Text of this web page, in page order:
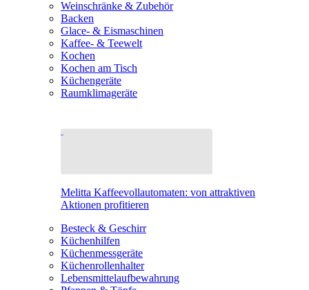
Weinschränke & Zubehör
Backen
Glace- & Eismaschinen
Kaffee- & Teewelt
Kochen
Kochen am Tisch
Küchengeräte
Raumklimageräte
Melitta Kaffeevollautomaten: von attraktiven
Aktionen profitieren
Besteck & Geschirr
Küchenhilfen
Küchenmessgeräte
Küchenrollenhalter
Lebensmittelaufbewahrung